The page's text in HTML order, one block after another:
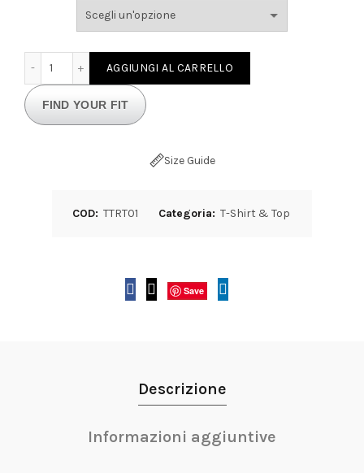
AGGIUNGI AL CARRELLO
FIND YOUR FIT
Size Guide
COD: TTRT01 Categoria: T-Shirt & Top
Save
Descrizione
Informazioni aggiuntive